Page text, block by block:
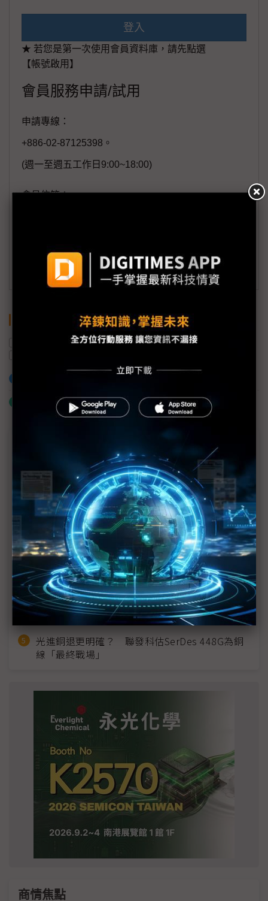
登入
★ 若您是第一次使用會員資料庫，請先點選
【帳號啟用】
會員服務申請/試用
申請專線：
+886-02-87125398。
(週一至週五工作日9:00~18:00)
會員信箱：
訂閱DIGITIMES 行動版
機器手臂 新創企業
AI
什麼是「關鍵字追蹤」
MLCC訂單過熱、出貨比創高 村田示警全球AI基
建熱潮將趨緩
2027全年記憶體產能提前售罄 買家「祕而不
宣」只怕買不夠
英特爾EMIB良率達標 聯發科第2代ASIC產品
2028準時量產
SpaceX晶片採購大轉向 Elon Musk捨超微全面
採用NVIDIA
光進銅退更明確？ 聯發科估SerDes 448G為銅
線「最終戰場」
商情焦點